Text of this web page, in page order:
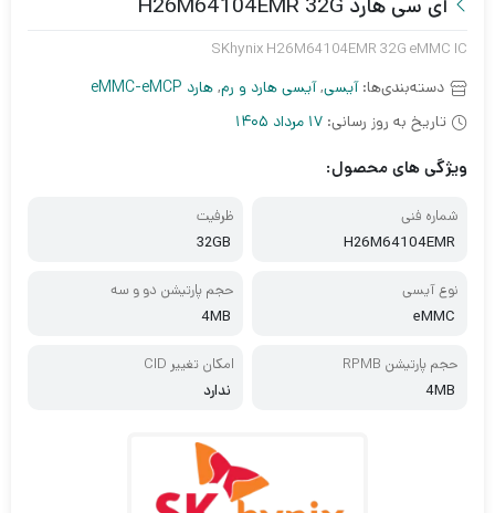
SKhynix H26M64104EMR 32G eMMC IC
دسته‌بندی‌ها:آیسی,آیسی هارد و رم, هارد eMMC-eMCP
تاریخ به روز رسانی: 17 مرداد 1405
ویژگی های محصول:
شماره فنی
H26M64104EMR
ظرفیت
32GB
نوع آیسی
eMMC
حجم پارتیشن دو و سه
4MB
حجم پارتیشن RPMB
4MB
امکان تغییر CID
ندارد